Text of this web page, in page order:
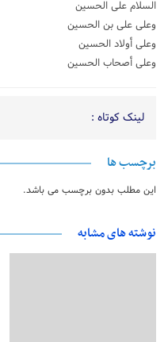
السلام علی الحسین
وعلى علی بن الحسین
وعلى أولاد الحسین
وعلى أصحاب الحسین
لینک کوتاه :
برچسب ها
این مطلب بدون برچسب می باشد.
نوشته های مشابه